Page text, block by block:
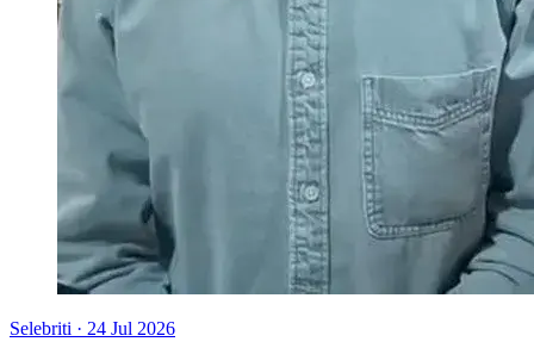
Selebriti · 24 Jul 2026